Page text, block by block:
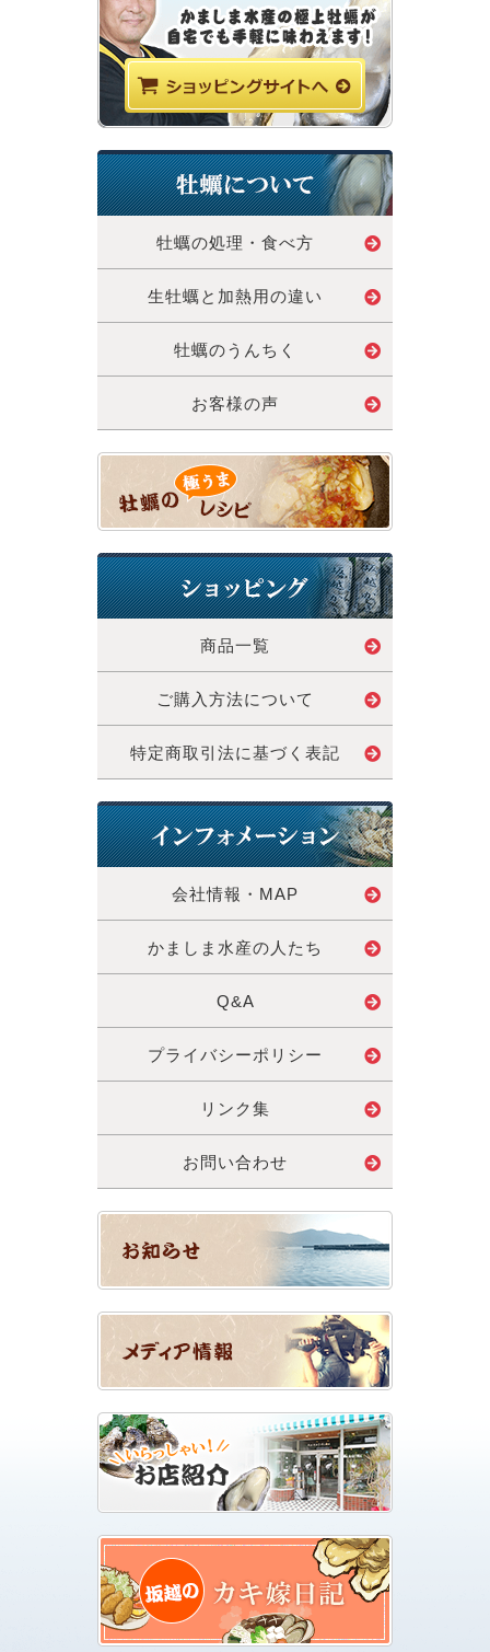
牡蠣の処理・食べ方
生牡蠣と加熱用の違い
牡蠣のうんちく
お客様の声
商品一覧
ご購入方法について
特定商取引法に基づく表記
会社情報・MAP
かましま水産の人たち
Q&A
プライバシーポリシー
リンク集
お問い合わせ